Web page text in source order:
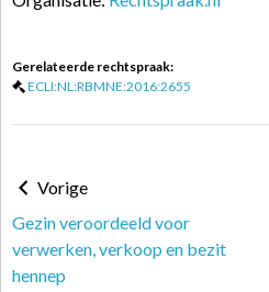
Gerelateerde rechtspraak:
ECLI:NL:RBMNE:2016:2655
Vorige
Gezin veroordeeld voor
verwerken, verkoop en bezit
hennep